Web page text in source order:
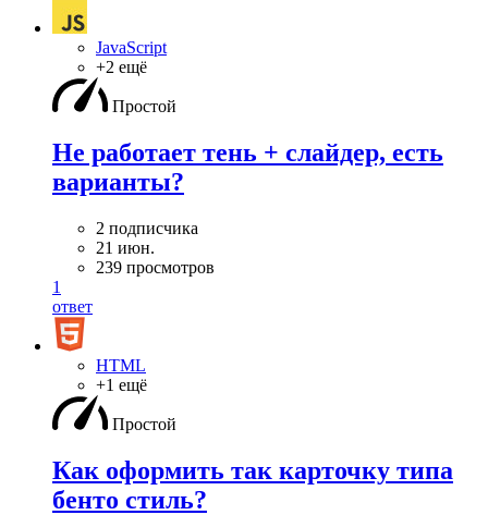
JavaScript
+2 ещё
Простой
Не работает тень + слайдер, есть
варианты?
2 подписчика
21 июн.
239 просмотров
1
ответ
HTML
+1 ещё
Простой
Как оформить так карточку типа
бенто стиль?